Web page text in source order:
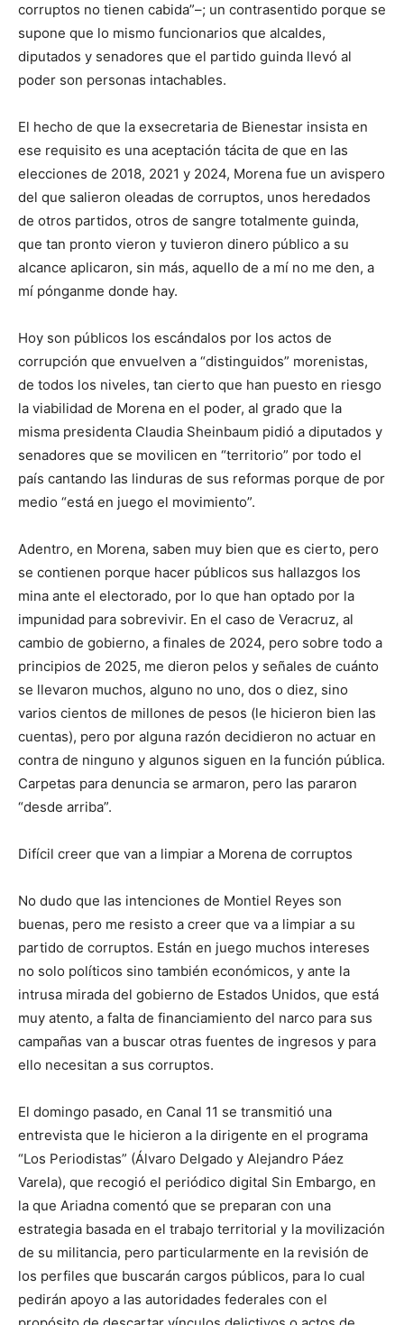
corruptos no tienen cabida”–; un contrasentido porque se
supone que lo mismo funcionarios que alcaldes,
diputados y senadores que el partido guinda llevó al
poder son personas intachables.
El hecho de que la exsecretaria de Bienestar insista en
ese requisito es una aceptación tácita de que en las
elecciones de 2018, 2021 y 2024, Morena fue un avispero
del que salieron oleadas de corruptos, unos heredados
de otros partidos, otros de sangre totalmente guinda,
que tan pronto vieron y tuvieron dinero público a su
alcance aplicaron, sin más, aquello de a mí no me den, a
mí pónganme donde hay.
Hoy son públicos los escándalos por los actos de
corrupción que envuelven a “distinguidos” morenistas,
de todos los niveles, tan cierto que han puesto en riesgo
la viabilidad de Morena en el poder, al grado que la
misma presidenta Claudia Sheinbaum pidió a diputados y
senadores que se movilicen en “territorio” por todo el
país cantando las linduras de sus reformas porque de por
medio “está en juego el movimiento”.
Adentro, en Morena, saben muy bien que es cierto, pero
se contienen porque hacer públicos sus hallazgos los
mina ante el electorado, por lo que han optado por la
impunidad para sobrevivir. En el caso de Veracruz, al
cambio de gobierno, a finales de 2024, pero sobre todo a
principios de 2025, me dieron pelos y señales de cuánto
se llevaron muchos, alguno no uno, dos o diez, sino
varios cientos de millones de pesos (le hicieron bien las
cuentas), pero por alguna razón decidieron no actuar en
contra de ninguno y algunos siguen en la función pública.
Carpetas para denuncia se armaron, pero las pararon
“desde arriba”.
Difícil creer que van a limpiar a Morena de corruptos
No dudo que las intenciones de Montiel Reyes son
buenas, pero me resisto a creer que va a limpiar a su
partido de corruptos. Están en juego muchos intereses
no solo políticos sino también económicos, y ante la
intrusa mirada del gobierno de Estados Unidos, que está
muy atento, a falta de financiamiento del narco para sus
campañas van a buscar otras fuentes de ingresos y para
ello necesitan a sus corruptos.
El domingo pasado, en Canal 11 se transmitió una
entrevista que le hicieron a la dirigente en el programa
“Los Periodistas” (Álvaro Delgado y Alejandro Páez
Varela), que recogió el periódico digital Sin Embargo, en
la que Ariadna comentó que se preparan con una
estrategia basada en el trabajo territorial y la movilización
de su militancia, pero particularmente en la revisión de
los perfiles que buscarán cargos públicos, para lo cual
pedirán apoyo a las autoridades federales con el